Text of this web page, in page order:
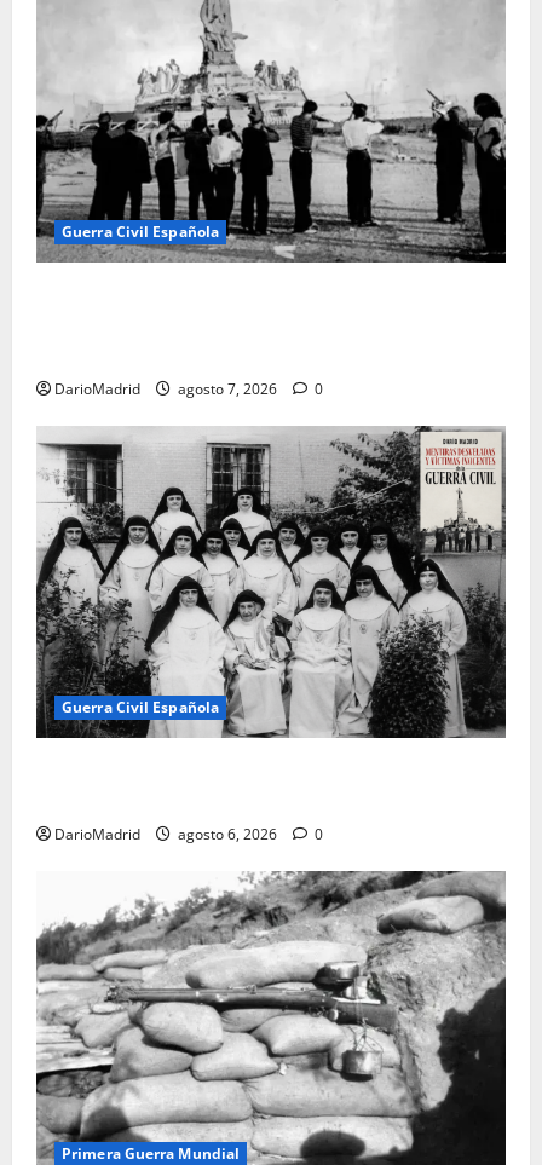
Guerra Civil Española
DarioMadrid agosto 7, 2026 0
Guerra Civil Española
DarioMadrid agosto 6, 2026 0
Primera Guerra Mundial